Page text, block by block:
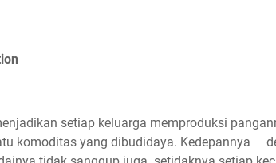
setiap keluarga memproduksi
komoditas yang dibudidaya. Kedepannya